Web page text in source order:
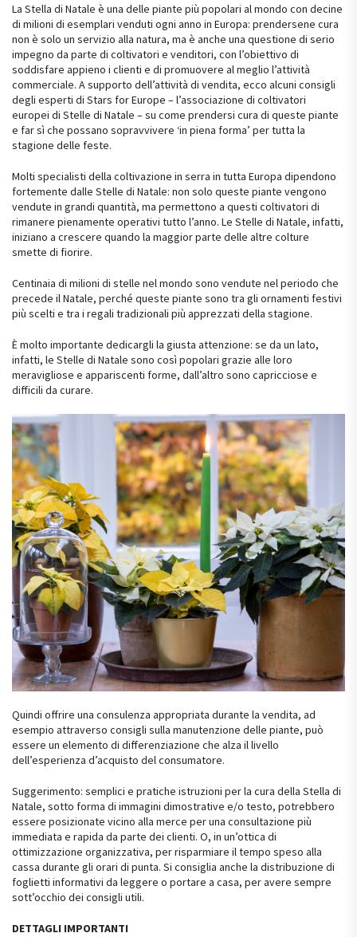
La Stella di Natale è una delle piante più popolari al mondo con decine
di milioni di esemplari venduti ogni anno in Europa: prendersene cura
non è solo un servizio alla natura, ma è anche una questione di serio
impegno da parte di coltivatori e venditori, con l’obiettivo di
soddisfare appieno i clienti e di promuovere al meglio l’attività
commerciale. A supporto dell’attività di vendita, ecco alcuni consigli
degli esperti di Stars for Europe – l’associazione di coltivatori
europei di Stelle di Natale – su come prendersi cura di queste piante
e far sì che possano sopravvivere ‘in piena forma’ per tutta la
stagione delle feste.
Molti specialisti della coltivazione in serra in tutta Europa dipendono
fortemente dalle Stelle di Natale: non solo queste piante vengono
vendute in grandi quantità, ma permettono a questi coltivatori di
rimanere pienamente operativi tutto l’anno. Le Stelle di Natale, infatti,
iniziano a crescere quando la maggior parte delle altre colture
smette di fiorire.
Centinaia di milioni di stelle nel mondo sono vendute nel periodo che
precede il Natale, perché queste piante sono tra gli ornamenti festivi
più scelti e tra i regali tradizionali più apprezzati della stagione.
È molto importante dedicargli la giusta attenzione: se da un lato,
infatti, le Stelle di Natale sono così popolari grazie alle loro
meravigliose e appariscenti forme, dall’altro sono capricciose e
difficili da curare.
Quindi offrire una consulenza appropriata durante la vendita, ad
esempio attraverso consigli sulla manutenzione delle piante, può
essere un elemento di differenziazione che alza il livello
dell’esperienza d’acquisto del consumatore.
Suggerimento: semplici e pratiche istruzioni per la cura della Stella di
Natale, sotto forma di immagini dimostrative e/o testo, potrebbero
essere posizionate vicino alla merce per una consultazione più
immediata e rapida da parte dei clienti. O, in un’ottica di
ottimizzazione organizzativa, per risparmiare il tempo speso alla
cassa durante gli orari di punta. Si consiglia anche la distribuzione di
foglietti informativi da leggere o portare a casa, per avere sempre
sott’occhio dei consigli utili.
DETTAGLI IMPORTANTI